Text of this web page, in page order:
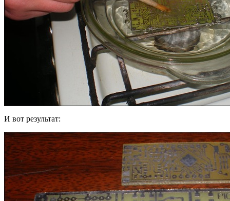
И вот результат: